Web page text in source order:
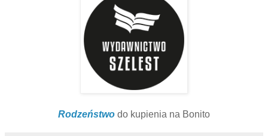
Rodzeństwo do kupienia na Bonito